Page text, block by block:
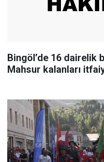
Bingöl’de 16 dairelik
Mahsur kalanları